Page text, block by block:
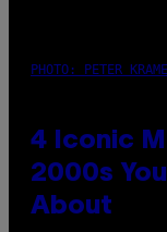
PHOTO: PETER
4 Iconic
2000s
About